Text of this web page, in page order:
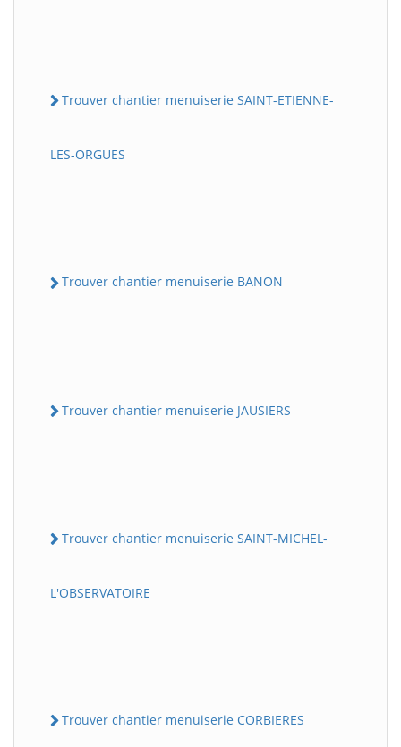
Trouver chantier menuiserie SAINT-ETIENNE-
LES-ORGUES
Trouver chantier menuiserie BANON
Trouver chantier menuiserie JAUSIERS
Trouver chantier menuiserie SAINT-MICHEL-
L'OBSERVATOIRE
Trouver chantier menuiserie CORBIERES